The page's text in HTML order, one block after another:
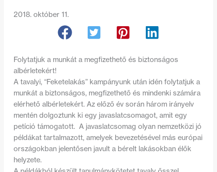
2018. október 11.
Folytatjuk a munkát a megfizethető és biztonságos
albérletekért!
A tavalyi, “Feketelakás” kampányunk után idén folytatjuk a
munkát a biztonságos, megfizethető és mindenki számára
elérhető albérletekért. Az előző év során három irányelv
mentén dolgoztunk ki egy javaslatcsomagot, amit egy
petíció támogatott. A javaslatcsomag olyan nemzetközi jó
példákat tartalmazott, amelyek bevezetésével más európai
országokban jelentősen javult a bérelt lakásokban élők
helyzete.